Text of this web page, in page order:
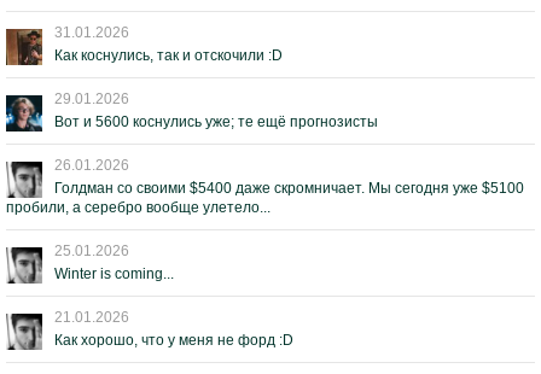
31.01.2026
Как коснулись, так и отскочили :D
29.01.2026
Вот и 5600 коснулись уже; те ещё прогнозисты
26.01.2026
Голдман со своими $5400 даже скромничает. Мы сегодня уже $5100
пробили, а серебро вообще улетело...
25.01.2026
Winter is coming...
21.01.2026
Как хорошо, что у меня не форд :D